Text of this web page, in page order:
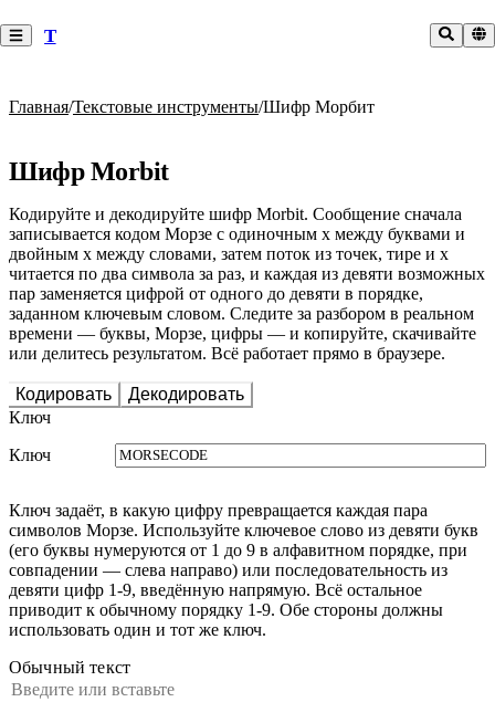
T
Главная/Текстовые инструменты/Шифр Морбит
Шифр Morbit
Кодируйте и декодируйте шифр Morbit. Сообщение сначала
записывается кодом Морзе с одиночным x между буквами и
двойным x между словами, затем поток из точек, тире и x
читается по два символа за раз, и каждая из девяти возможных
пар заменяется цифрой от одного до девяти в порядке,
заданном ключевым словом. Следите за разбором в реальном
времени — буквы, Морзе, цифры — и копируйте, скачивайте
или делитесь результатом. Всё работает прямо в браузере.
Кодировать
Декодировать
Ключ
Ключ
Ключ задаёт, в какую цифру превращается каждая пара
символов Морзе. Используйте ключевое слово из девяти букв
(его буквы нумеруются от 1 до 9 в алфавитном порядке, при
совпадении — слева направо) или последовательность из
девяти цифр 1-9, введённую напрямую. Всё остальное
приводит к обычному порядку 1-9. Обе стороны должны
использовать один и тот же ключ.
Обычный текст